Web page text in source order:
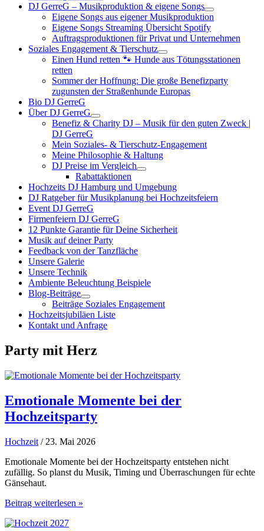
DJ GerreG – Musikproduktion & eigene Songs
Eigene Songs aus eigener Musikproduktion
Eigene Songs Streaming Übersicht Spotify
Auftragsproduktionen für Privat und Unternehmen
Soziales Engagement & Tierschutz
Einen Hund retten 🐾 Hunde aus Tötungsstationen
retten
Sommer der Hoffnung: Die große Benefizparty
zugunsten der Straßenhunde Europas
Bio DJ GerreG
Über DJ GerreG
Benefiz & Charity DJ – Musik für den guten Zweck |
DJ GerreG
Mein Soziales- & Tierschutz-Engagement
Meine Philosophie & Haltung
DJ Preise im Vergleich
Rabattaktionen
Hochzeits DJ Hamburg und Umgebung
DJ Ratgeber für Musikplanung bei Hochzeitsfeiern
Event DJ GerreG
Firmenfeiern DJ GerreG
12 Punkte Garantie für Deine Sicherheit
Musik auf deiner Party
Feedback von der Tanzfläche
Unsere Galerie
Unsere Technik
Ambiente Beleuchtung Beispiele
Blog-Beiträge
Beiträge Soziales Engagement
Hochzeitsjubiläen Liste
Kontakt und Anfrage
Party mit Herz
Emotionale Momente bei der
Hochzeitsparty
Hochzeit / 23. Mai 2026
Emotionale Momente bei der Hochzeitsparty entstehen nicht
zufällig. So planst du Musik, Timing und Überraschungen für echte
Gänsehaut.
Emotionale
bei
Beitrag weiterlesen »